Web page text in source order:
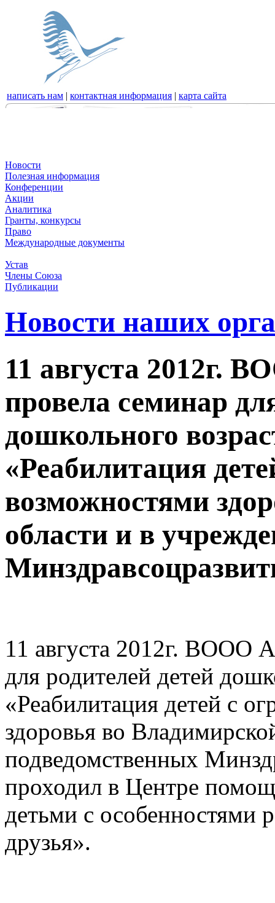
написать нам | контактная информация | карта сайта
Новости
Полезная информация
Конференции
Акции
Аналитика
Гранты, конкурсы
Право
Международные документы
Устав
Члены Союза
Публикации
Новости наших
11 августа 2012г.
провела семинар
дошкольного
«Реабилитация
возможностями
области и в
11 августа 2012г. ВООО
для родителей детей
«Реабилитация детей с
здоровья во
подведомственных
проходил в Центре
детьми с особенностями
друзья».